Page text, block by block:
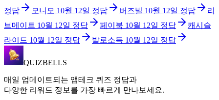
정답
모니모 10월 12일 정답 버즈빌 10월 12일 정답
리
브메이트 10월 12일 정답 페이북 10월 12일 정답
캐시슬
라이드 10월 12일 정답 발로소득 10월 12일 정답
QUIZBELLS
매일 업데이트되는 앱테크 퀴즈 정답과
다양한 리워드 정보를 가장 빠르게 만나보세요.